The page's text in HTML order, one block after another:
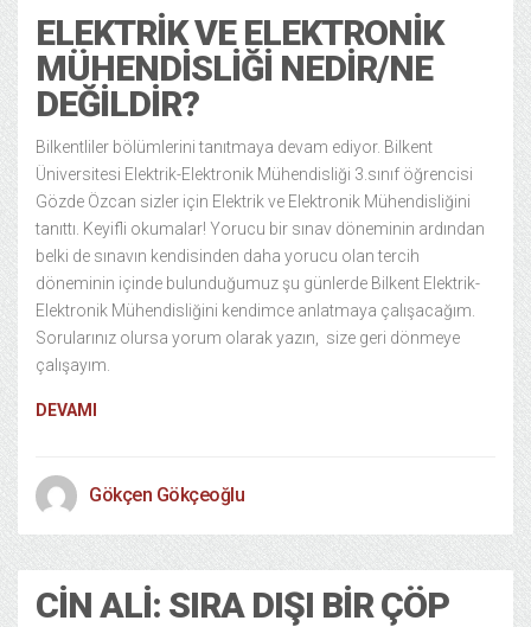
ELEKTRIK VE ELEKTRONIK
MÜHENDISLIĞI NEDIR/NE
DEĞILDIR?
Bilkentliler bölümlerini tanıtmaya devam ediyor. Bilkent
Üniversitesi Elektrik-Elektronik Mühendisliği 3.sınıf öğrencisi
Gözde Özcan sizler için Elektrik ve Elektronik Mühendisliğini
tanıttı. Keyifli okumalar! Yorucu bir sınav döneminin ardından
belki de sınavın kendisinden daha yorucu olan tercih
döneminin içinde bulunduğumuz şu günlerde Bilkent Elektrik-
Elektronik Mühendisliğini kendimce anlatmaya çalışacağım.
Sorularınız olursa yorum olarak yazın, size geri dönmeye
çalışayım.
DEVAMI
Gökçen Gökçeoğlu
CIN ALI: SIRA DIŞI BIR ÇÖP